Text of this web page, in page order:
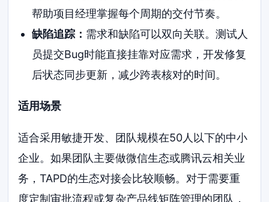
帮助项目经理掌握每个周期的交付节奏。
缺陷追踪： 需求和缺陷可以双向关联。测试人
员提交Bug时能直接挂靠对应需求，开发修复
后状态同步更新，减少跨表核对的时间。
适用场景
适合采用敏捷开发、团队规模在50人以下的中小
企业。如果团队主要做微信生态或腾讯云相关业
务，TAPD的生态对接会比较顺畅。对于需要重
度定制审批流程或复杂产品线矩阵管理的团队，